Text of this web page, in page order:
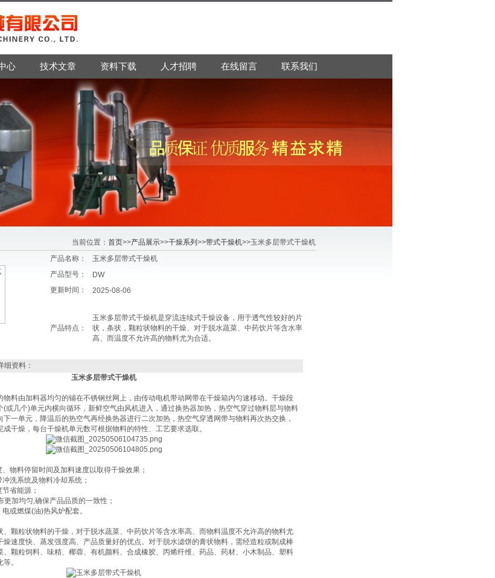
心 技术文章 资料下载 人才招聘 在线留言 联系我们
当前位置： 首页>>产品展示>>干燥系列 >>带式干燥机>>玉米多层带式干燥机
产品名称：
玉米多层带式干燥机
产品型号：
DW
更新时间：
2025-08-06
产品特点：
玉米多层带式干燥机是穿流连续式干燥设备，用于透气性较好的片
状，条状，颗粒状物料的干燥、对于脱水蔬菜、中药饮片等含水率
高、而温度不允许高的物料尤为合适。
细资料：
玉米多层带式干燥机
物料由加料器均匀的铺在不锈钢丝网上，由传动电机带动网带在干燥箱内匀速移动。干燥段
(或几个)单元内横向循环，新鲜空气由风机进入，通过换热器加热，热空气穿过物料层与物料
一单元，降温后的热空气再经换热器进行二次加热，热空气穿透网带与物料再次热交换，
干燥，每台干燥机单元数可根据物料的特性、工艺要求选取。
物料停留时间及加料速度以取得干燥效果；
洗系统及物料冷却系统；
省能源；
加均匀,确保产品品质的一致性；
或燃煤(油)热风炉配套。
、颗粒状物料的干燥，对于脱水蔬菜、中药饮片等含水率高、而物料温度不允许高的物料尤
燥速度快、蒸发强度高、产品质量好的优点。对于脱水滤饼的膏状物料，需经造粒或制成棒
、颗粒饲料、味精、椰蓉、有机颜料、合成橡胶、丙烯纤维、药品、药材、小木制品、塑料
。